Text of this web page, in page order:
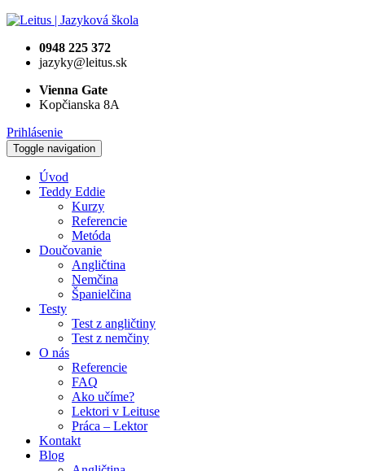
0948 225 372
jazyky@leitus.sk
Vienna Gate
Kopčianska 8A
Prihlásenie
Toggle navigation
Úvod
Teddy Eddie
Kurzy
Referencie
Metóda
Doučovanie
Angličtina
Nemčina
Španielčina
Testy
Test z angličtiny
Test z nemčiny
O nás
Referencie
FAQ
Ako učíme?
Lektori v Leituse
Práca – Lektor
Kontakt
Blog